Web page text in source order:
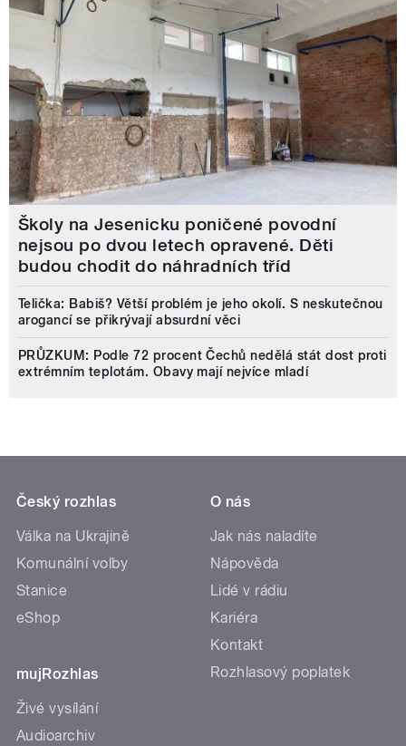
Školy na Jesenicku poničené povodní
nejsou po dvou letech opravené. Děti
budou chodit do náhradních tříd
Telička: Babiš? Větší problém je jeho okolí. S neskutečnou
arogancí se přikrývají absurdní věci
PRŮZKUM: Podle 72 procent Čechů nedělá stát dost proti
extrémním teplotám. Obavy mají nejvíce mladí
Český rozhlas
Válka na Ukrajině
Komunální volby
Stanice
eShop
mujRozhlas
Živé vysílání
Audioarchiv
O nás
Jak nás naladíte
Nápověda
Lidé v rádiu
Kariéra
Kontakt
Rozhlasový poplatek